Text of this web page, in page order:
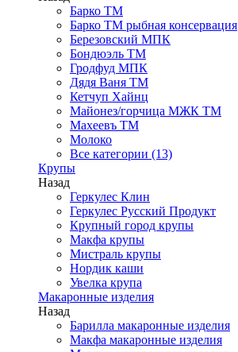
Барко ТМ
Барко ТМ рыбная консервация
Березовский МПК
Бондюэль ТМ
Гродфуд МПК
Дядя Ваня ТМ
Кетчуп Хайнц
Майонез/горчица МЖК ТМ
Махеевъ ТМ
Молоко
Все категории (13)
Крупы
Назад
Геркулес Клин
Геркулес Русский Продукт
Крупный город крупы
Макфа крупы
Мистраль крупы
Нордик каши
Увелка крупа
Макаронные изделия
Назад
Барилла макаронные изделия
Макфа макаронные изделия